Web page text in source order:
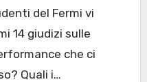
del Fermi vi
14 giudizi sulle
che ci
Quali i…